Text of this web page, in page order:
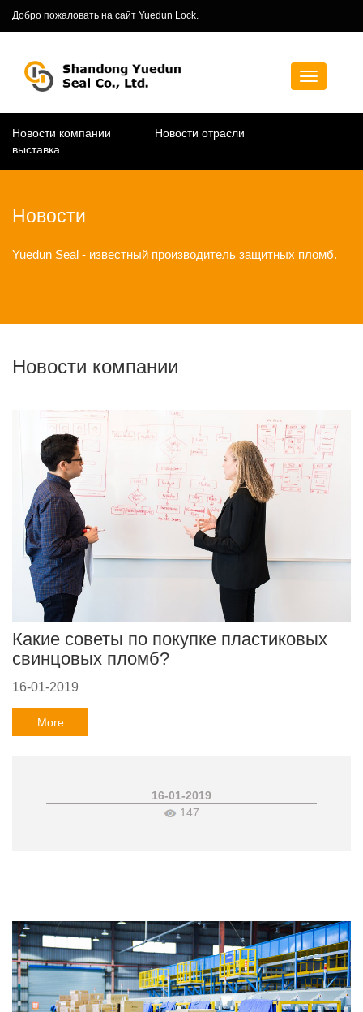
Добро пожаловать на сайт Yuedun Lock.
Новости компании
Новости отрасли
выставка
Новости
Yuedun Seal - известный производитель защитных пломб.
Новости компании
Какие советы по покупке пластиковых
свинцовых пломб?
16-01-2019
More
16-01-2019
147